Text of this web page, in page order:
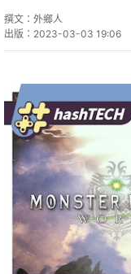
撰文： 外鄉人
出版： 2023-03-03 19:06